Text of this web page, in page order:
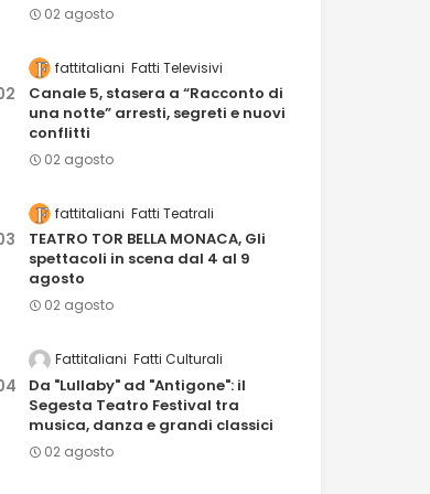
02 agosto
fattitaliani Fatti Televisivi
Canale 5, stasera a “Racconto di
una notte” arresti, segreti e nuovi
conflitti
02 agosto
fattitaliani Fatti Teatrali
TEATRO TOR BELLA MONACA, Gli
spettacoli in scena dal 4 al 9
agosto
02 agosto
Fattitaliani Fatti Culturali
Da "Lullaby" ad "Antigone": il
Segesta Teatro Festival tra
musica, danza e grandi classici
02 agosto